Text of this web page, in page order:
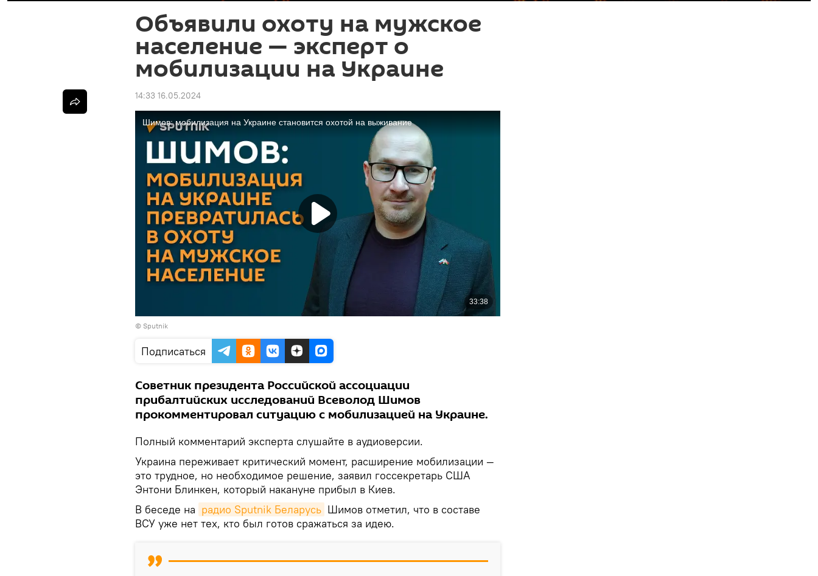
Объявили охоту на мужское
население — эксперт о
мобилизации на Украине
14:33 16.05.2024
© Sputnik
Подписаться
Советник президента Российской ассоциации
прибалтийских исследований Всеволод Шимов
прокомментировал ситуацию с мобилизацией на Украине.
Полный комментарий эксперта слушайте в аудиоверсии.
Украина переживает критический момент, расширение мобилизации —
это трудное, но необходимое решение, заявил госсекретарь США
Энтони Блинкен, который накануне прибыл в Киев.
В беседе на радио Sputnik Беларусь Шимов отметил, что в составе
ВСУ уже нет тех, кто был готов сражаться за идею.